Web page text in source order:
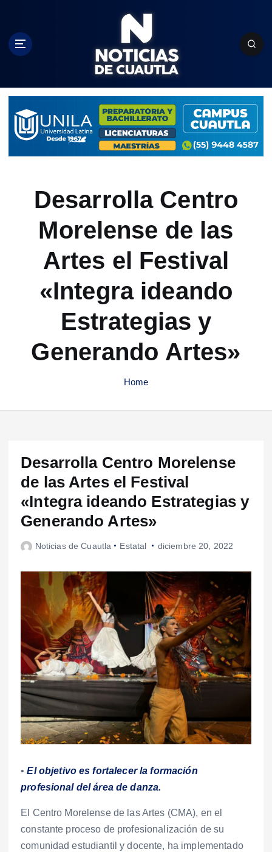
c
Desarrolla Centro
Morelense de las
Artes el Festival
«Integra ideando
Estrategias y
Generando Artes»
Home
Desarrolla Centro Morelense
de las Artes el Festival
«Integra ideando Estrategias y
Generando Artes»
Noticias de Cuautla Estatal diciembre 20, 2022
• El objetivo es fortalecer la formación
profesional del área de danza.
El Centro Morelense de las Artes (CMA), en el
constante proceso de profesionalización de su
comunidad estudiantil y docente, ha implementado